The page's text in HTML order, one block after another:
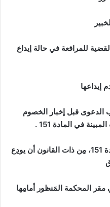
للمرافعة في حالة إيداع
إيداعها
الدعوى قبل إخبار الخصوم
في المادة 151 .
وكذالِك يَجب على الخَبير طبقاً للمادة 151، مِن ذات القانون أن يودِع
المحكمة المَنظور أمامِها